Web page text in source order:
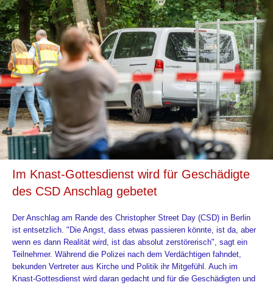
Im Knast-Gottesdienst wird für Geschädigte
des CSD Anschlag gebetet
Der Anschlag am Rande des Christopher Street Day (CSD) in Berlin
ist entsetzlich. "Die Angst, dass etwas passieren könnte, ist da, aber
wenn es dann Realität wird, ist das absolut zerstörerisch", sagt ein
Teilnehmer. Während die Polizei nach dem Verdächtigen fahndet,
bekunden Vertreter aus Kirche und Politik ihr Mitgefühl. Auch im
Knast-Gottesdienst wird daran gedacht und für die Geschädigten und